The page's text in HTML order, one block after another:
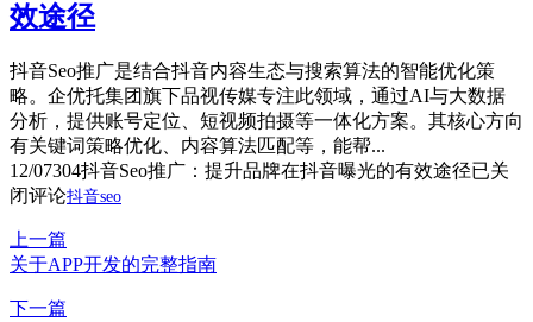
效途径
抖音Seo推广是结合抖音内容生态与搜索算法的智能优化策
略。企优托集团旗下品视传媒专注此领域，通过AI与大数据
分析，提供账号定位、短视频拍摄等一体化方案。其核心方向
有关键词策略优化、内容算法匹配等，能帮...
12/07304抖音Seo推广：提升品牌在抖音曝光的有效途径已关
闭评论抖音seo
上一篇
关于APP开发的完整指南
下一篇